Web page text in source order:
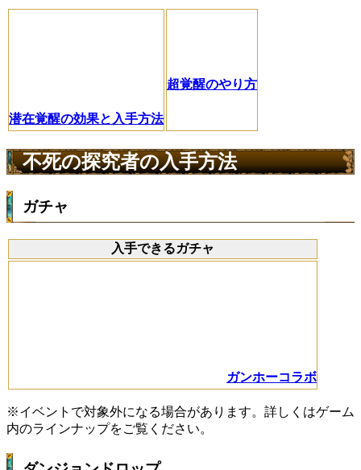
潜在覚醒の効果と入手方法
超覚醒のやり方
不死の探究者の入手方法
ガチャ
入手できるガチャ
ガンホーコラボ
※イベントで対象外になる場合があります。詳しくはゲーム
内のラインナップをご覧ください。